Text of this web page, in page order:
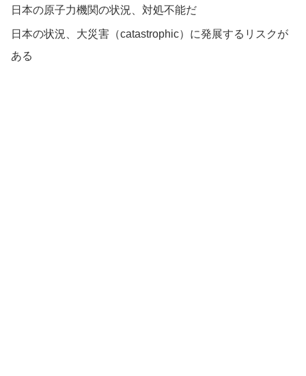
日本の原子力機関の状況、対処不能だ
日本の状況、大災害（catastrophic）に発展するリスクが
ある